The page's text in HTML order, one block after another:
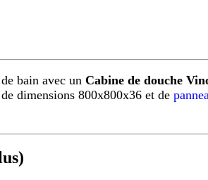
bain avec un Cabine de douche
de dimensions 800x800x36 et de